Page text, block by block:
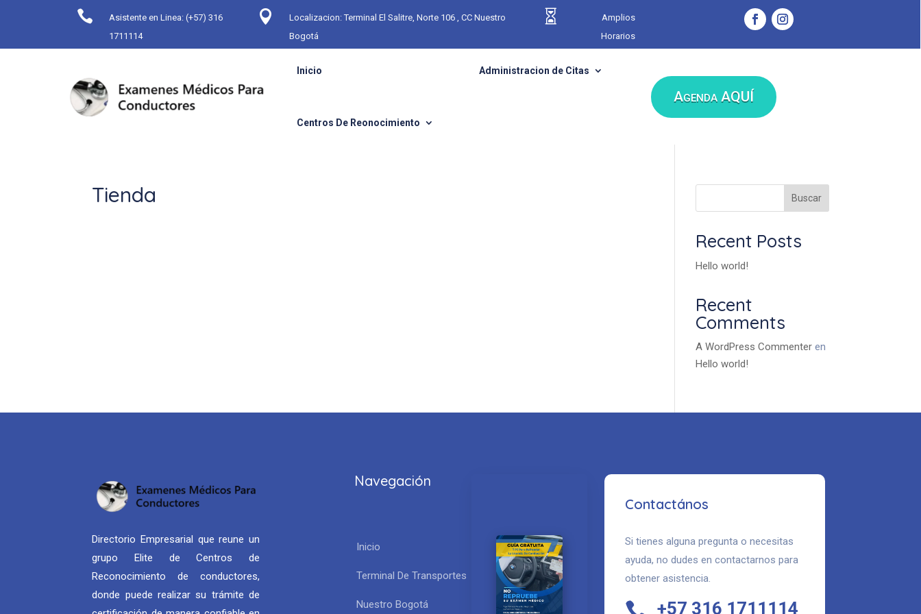

Asistente en Linea: (+57) 316
1711114

Localizacion: Terminal El Salitre, Norte 106 , CC Nuestro
Bogotá

Amplios
Horarios
Inicio Administracion de Citas
Centros De Reonocimiento
Agenda AQUÍ
Tienda Buscar
Recent Posts
Hello world!
Recent
Comments
A WordPress Commenter en
Hello world!
Directorio Empresarial que reune un
grupo Elite de Centros de
Reconocimiento de conductores,
donde puede realizar su trámite de
Navegación
Inicio
Terminal De Transportes
Nuestro Bogotá

No REPRUEBES
Descarga
Nuestra Guia
Gratuita con
Contactános
Si tienes alguna pregunta o necesitas
ayuda, no dudes en contactarnos para
obtener asistencia.
+57 316 1711114